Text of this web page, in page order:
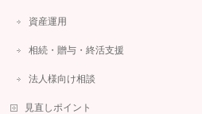
資産運用
相続・贈与・終活支援
法人様向け相談
見直しポイント